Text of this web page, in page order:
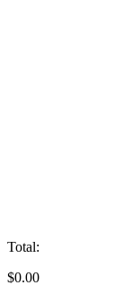
Total:
$0.00